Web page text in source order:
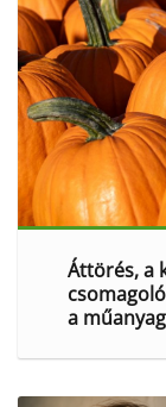
Áttörés, a
a